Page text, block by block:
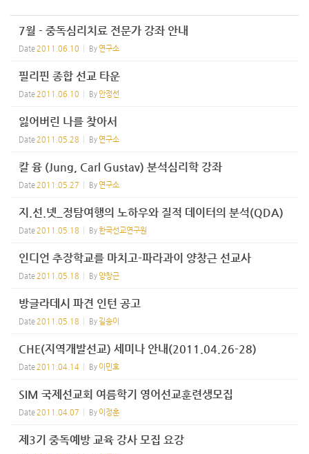
7월 - 중독심리치료 전문가 강좌 안내
Date 2011.06.10 By 연구소
필리핀 종합 선교 타운
Date 2011.06.10 By 안정선
잃어버린 나를 찾아서
Date 2011.05.28 By 연구소
칼 융 (Jung, Carl Gustav) 분석심리학 강좌
Date 2011.05.27 By 연구소
지.선.넷_정탐여행의 노하우와 질적 데이터의 분석(QDA)
Date 2011.05.18 By한국선교연구원
인디언 추장학교를 마치고-파라과이 양창근 선교사
Date 2011.05.18 By 양창근
방글라데시 파견 인턴 공고
Date 2011.05.18 By 길송이
CHE(지역개발선교) 세미나 안내(2011.04.26-28)
Date 2011.04.14 By 이민호
SIM 국제선교회 여름학기 영어선교훈련생모집
Date 2011.04.07 By 이정훈
제3기 중독예방 교육 강사 모집 요강